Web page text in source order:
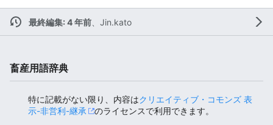
最終編集: 4 年前、 Jin.kato
畜産用語辞典
特に記載がない限り、内容はクリエイティブ・コモンズ 表
示-非営利-継承
のライセンスで利用できます。